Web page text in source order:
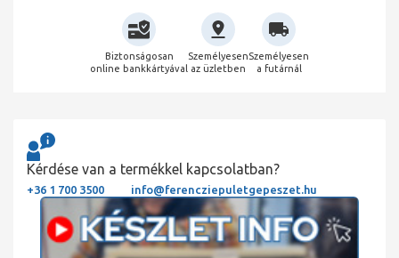
Biztonságosan
online bankkártyával
Személyesen
az üzletben
Személyesen
a futárnál
Kérdése van a termékkel kapcsolatban?
+36 1 700 3500 info@ferencziepuletgepeszet.hu